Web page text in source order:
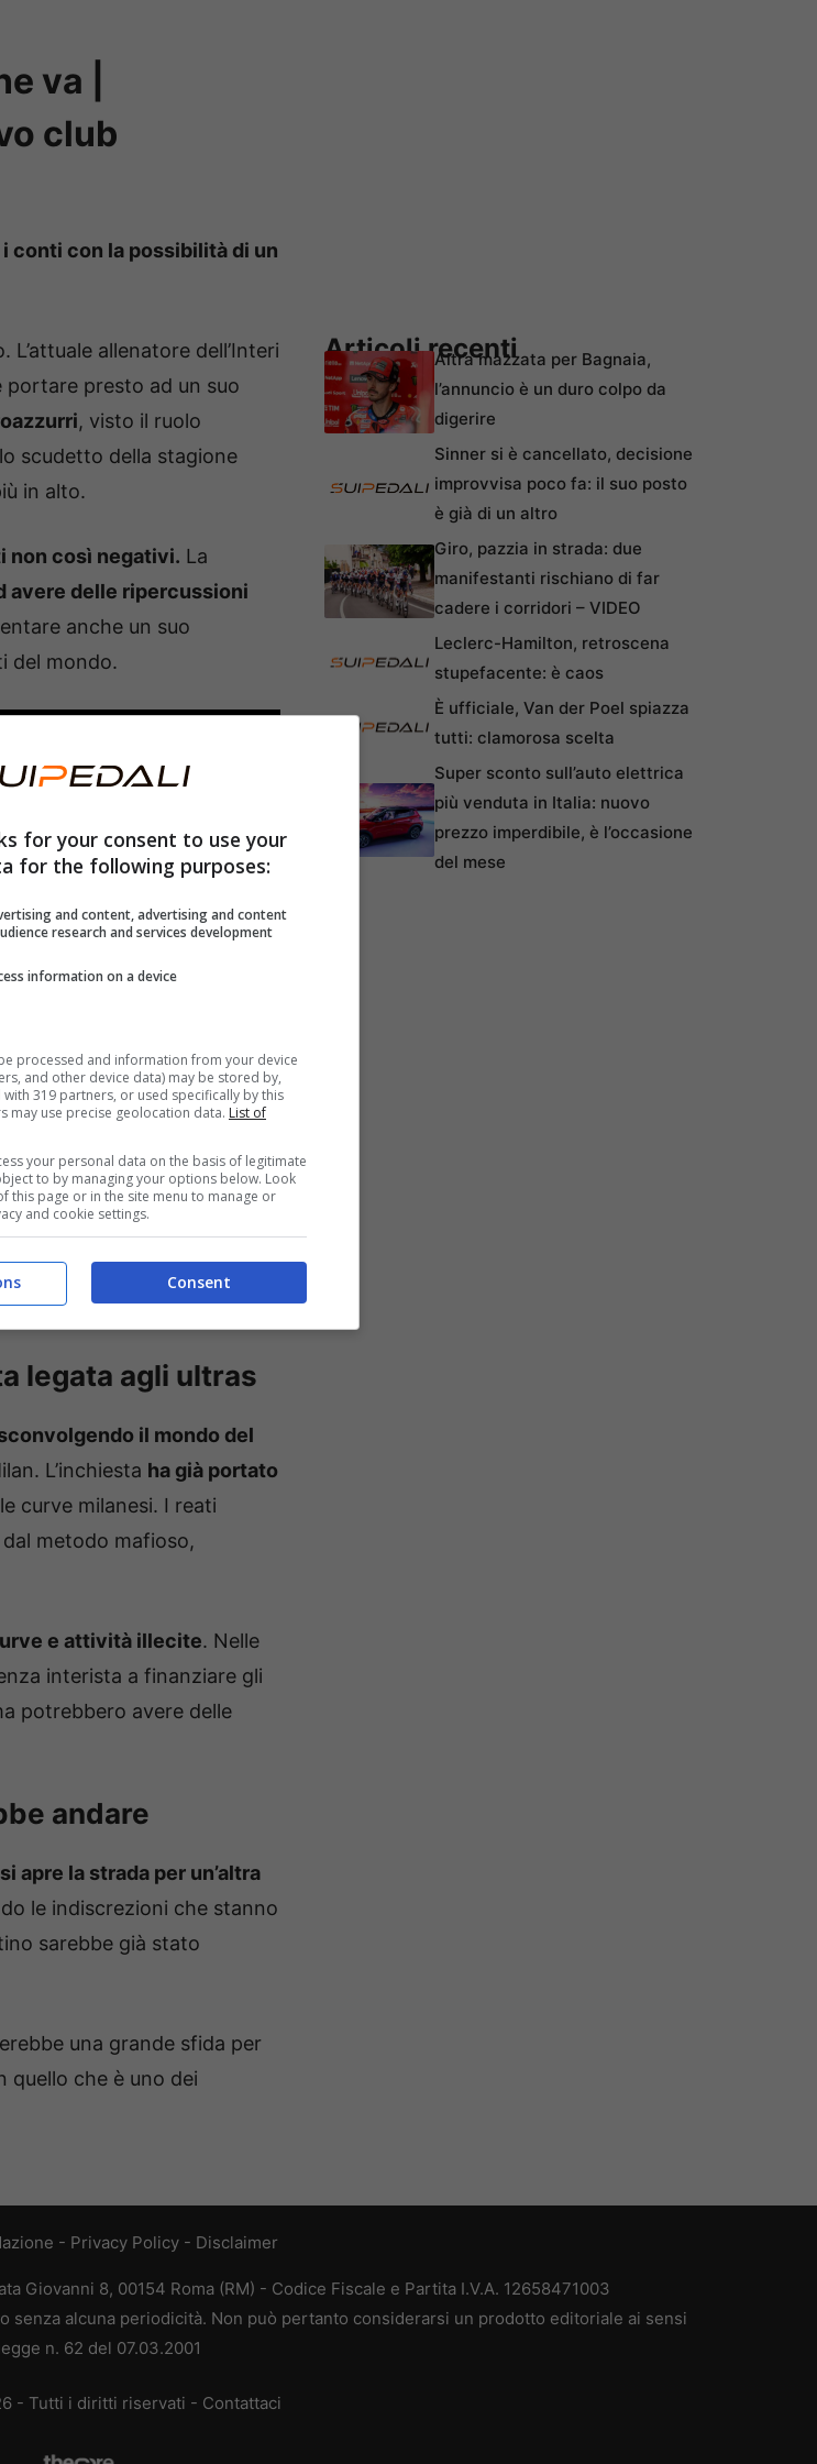
va |
club
conti con la possibilità di un
L’attuale allenatore dell’Interi
portare presto ad un suo
, visto il ruolo
scudetto della stagione
in alto.
non così negativi. La
avere delle ripercussioni
anche un suo
del mondo.
di questo importante
ora Inzaghi rischia di
come protagonista
legata agli ultras
il mondo del
L’inchiesta ha già portato
curve milanesi. I reati
metodo mafioso,
e attività illecite. Nelle
interista a finanziare gli
potrebbero avere delle
andare
apre la strada per un’altra
le indiscrezioni che stanno
sarebbe già stato
una grande sfida per
quello che è uno dei
Articoli recentiAltra mazzata per Bagnaia,
l’annuncio è un duro colpo da
digerire
Sinner si è cancellato, decisione
improvvisa poco fa: il suo posto
è già di un altro
Giro, pazzia in strada: due
manifestanti rischiano di far
cadere i corridori – VIDEO
Leclerc-Hamilton, retroscena
stupefacente: è caos
È ufficiale, Van der Poel spiazza
tutti: clamorosa scelta
Super sconto sull’auto elettrica
più venduta in Italia: nuovo
prezzo imperdibile, è l’occasione
del mese
- Privacy Policy - Disclaimer
Giovanni 8, 00154 Roma (RM) - Codice Fiscale e Partita I.V.A. 12658471003
senza alcuna periodicità. Non può pertanto considerarsi un prodotto editoriale ai sensi
n. 62 del 07.03.2001
- Tutti i diritti riservati - Contattaci
for your consent to use your
for the following purposes:
and content, advertising and content
research and services development
information on a device
processed and information from your device
and other device data) may be stored by,
319 partners, or used specifically by this
may use precise geolocation data. List of
your personal data on the basis of legitimate
to by managing your options below. Look
this page or in the site menu to manage or
and cookie settings.
Consent